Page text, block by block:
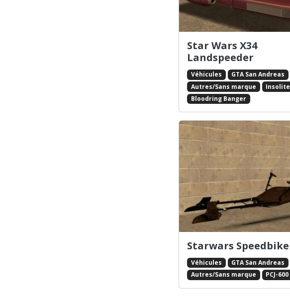
Star Wars X34
Landspeeder
Véhicules GTA San Andreas
Autres/Sans marque
Insolite
Bloodring Banger
Starwars Speedbike
Véhicules GTA San Andreas
Autres/Sans marque
PCJ-600